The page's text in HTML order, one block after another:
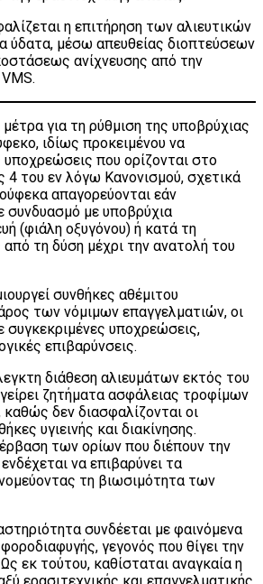
η επιτήρηση των αλιευτικών
ύδατα, μέσω απευθείας διοπτεύσεων
ανίχνευσης από την
για τη ρύθμιση της υποβρύχιας
ιδίως προκειμένου να
που ορίζονται στο
του εν λόγω Κανονισμού, σχετικά
απαγορεύονται εάν
συνδυασμό με υποβρύχια
(φιάλη οξυγόνου) ή κατά τη
από τη δύση μέχρι την ανατολή του
συνθήκες αθέμιτου
των νόμιμων επαγγελματιών, οι
συγκεκριμένες υποχρεώσεις,
επιβαρύνσεις.
διάθεση αλιευμάτων εκτός του
ζητήματα ασφάλειας τροφίμων
καθώς δεν διασφαλίζονται οι
υγιεινής και διακίνησης.
των ορίων που διέπουν την
να επιβαρύνει τα
τη βιωσιμότητα των
συνδέεται με φαινόμενα
γεγονός που θίγει την
εκ τούτου, καθίσταται αναγκαία η